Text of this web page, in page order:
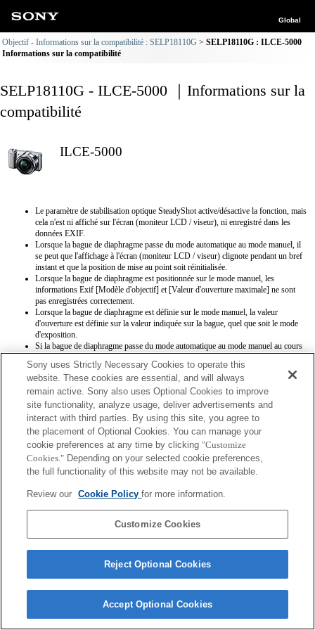
Global
Objectif - Informations sur la compatibilité : SELP18110G
SELP18110G : ILCE-5000
Informations sur la compatibilité
SELP18110G - ILCE-5000 ｜Informations sur la
compatibilité
ILCE-5000
Le paramètre de stabilisation optique SteadyShot active/désactive la fonction, mais
cela n'est ni affiché sur l'écran (moniteur LCD / viseur), ni enregistré dans les
données EXIF.
Lorsque la bague de diaphragme passe du mode automatique au mode manuel, il
se peut que l'affichage à l'écran (moniteur LCD / viseur) clignote pendant un bref
instant et que la position de mise au point soit réinitialisée.
Lorsque la bague de diaphragme est positionnée sur le mode manuel, les
informations Exif [Modèle d'objectif] et [Valeur d'ouverture maximale] ne sont
pas enregistrées correctement.
Lorsque la bague de diaphragme est définie sur le mode manuel, la valeur
d'ouverture est définie sur la valeur indiquée sur la bague, quel que soit le mode
d'exposition.
Si la bague de diaphragme passe du mode automatique au mode manuel au cours
Si vous faites tourner la bague de diaphragme, la période qui précède le passage
en mode d'économie d'énergie n'est pas étendue.
Si la bague de diaphragme est positionnée sur le mode manuel, le contrôle du
floutage d'arrière-plan du mode Créativité photo ne fonctionne pas correctement.
Cependant, l'affichage à l'écran est présenté normalement.
Sony uses Strictly Necessary Cookies to operate this
website. These cookies are essential, and will always
remain active. Sony also uses Optional Cookies to improve
site functionality, analyze usage, deliver advertisements and
interact with third parties. By using this site, you agree to
the placement of Optional Cookies. You can manage your
cookie preferences at any time by clicking "Customize
Cookies." Depending on your selected cookie preferences,
the full functionality of this website may not be available.
Review our Cookie Policyfor more information.
Customize Cookies
Reject Optional Cookies
Accept Optional Cookies